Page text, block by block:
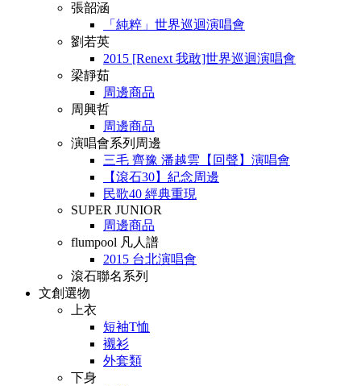
張韶涵
「純粹」世界巡迴演唱會
劉若英
2015 [Renext 我敢]世界巡迴演唱會
梁靜茹
周邊商品
周興哲
周邊商品
演唱會系列周邊
三毛 齊豫 潘越雲【回聲】演唱會
【滾石30】紀念周邊
民歌40 經典重現
SUPER JUNIOR
周邊商品
flumpool 凡人譜
2015 台北演唱會
滾石聯名系列
文創選物
上衣
短袖T恤
襯衫
外套類
下身